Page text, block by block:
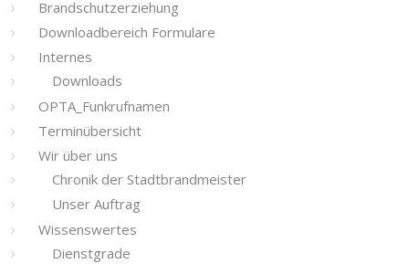
Brandschutzerziehung
Downloadbereich Formulare
Internes
Downloads
OPTA_Funkrufnamen
Terminübersicht
Wir über uns
Chronik der Stadtbrandmeister
Unser Auftrag
Wissenswertes
Dienstgrade